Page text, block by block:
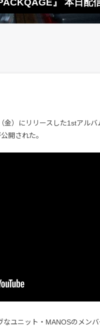
』 本日配
金）にリリースした1stアルバ
開された。
ユニット・MANOSのメン